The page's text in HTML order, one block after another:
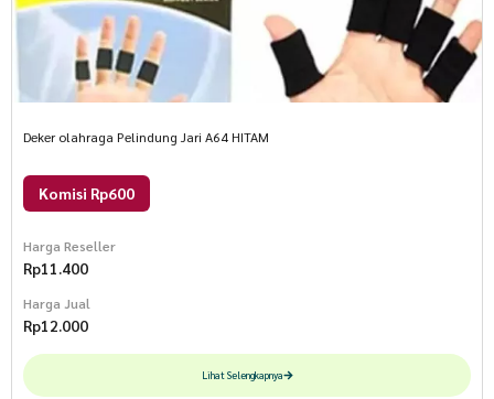
Deker olahraga Pelindung Jari A64 HITAM
Komisi Rp600
Harga Reseller
Rp11.400
Harga Jual
Rp12.000
Lihat Selengkapnya